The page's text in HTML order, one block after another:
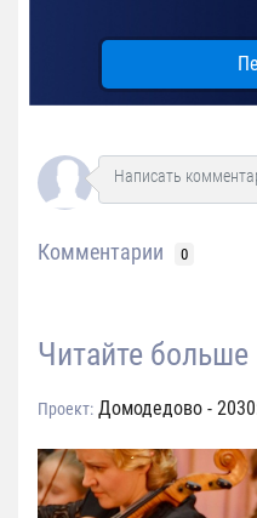
Комментарии 0
Читайте больше
Проект: Домодедово -